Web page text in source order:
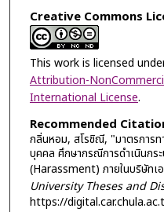
Creative Commons
This work is licensed
Attribution-
International License.
Recommended
กลิ่นหอม, สโรชิณี, "มาตรการ
บุคคล ศึกษากรณีการดำเนินกร
(Harassment) ภายในบริษัทเ
University Theses and
https://